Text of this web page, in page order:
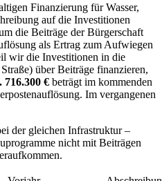
Finanzierung für Wasser,
auf die Investitionen
die Beiträge der Bürgerschaft
als Ertrag zum Aufwiegen
wir die Investitionen in die
über Beiträge finanzieren,
€ beträgt im kommenden
Im vergangenen
der gleichen Infrastruktur –
nicht mit Beiträgen